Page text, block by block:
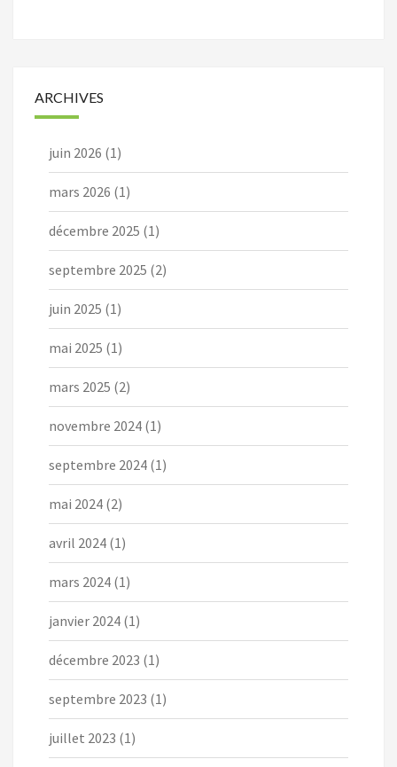
ARCHIVES
juin 2026 (1)
mars 2026 (1)
décembre 2025 (1)
septembre 2025 (2)
juin 2025 (1)
mai 2025 (1)
mars 2025 (2)
novembre 2024 (1)
septembre 2024 (1)
mai 2024 (2)
avril 2024 (1)
mars 2024 (1)
janvier 2024 (1)
décembre 2023 (1)
septembre 2023 (1)
juillet 2023 (1)